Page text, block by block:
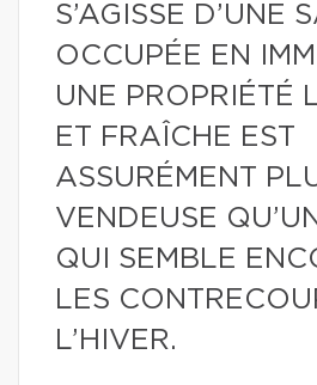
S’AGISSE D’UNE
OCCUPÉE EN
UNE PROPRIÉTÉ
ET FRAÎCHE EST
ASSURÉMENT
VENDEUSE
QUI SEMBLE
LES
L’HIVER.